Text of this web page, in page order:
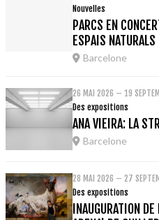
Nouvelles
PARCS EN
ESPAIS NATURALS
Barcelone
26 MAI 2026 – 19
Des expositions
ANA VIEIRA: LA
Barcelone
28 MAI 2026 – 27
Des expositions
INAUGURATION